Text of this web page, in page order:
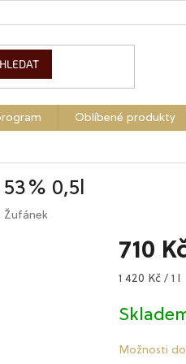
HLEDAT
Oblíbené produkty
0,5l
Žufánek
710
Měrná
1 420 Kč / 1 l
Možnosti